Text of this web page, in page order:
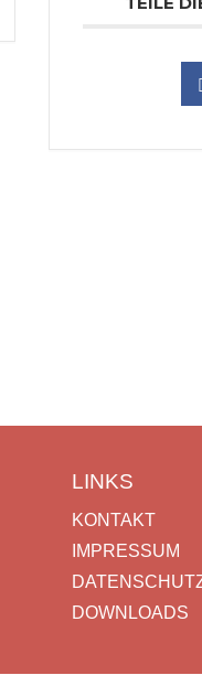
LINKS
KONTAKT
IMPRESSUM
DOWNLOADS